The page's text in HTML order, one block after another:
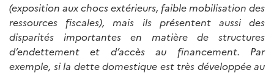
(exposition aux chocs extérieurs, faible mobilisation des
ressources fiscales), mais ils présentent aussi des
disparités importantes en matière de structures
d’endettement et d’accès au financement. Par
exemple, si la dette domestique est très développée au